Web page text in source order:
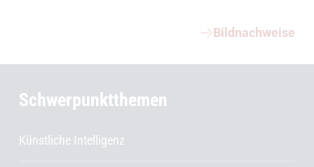
Bildnachweise
Schwerpunktthemen
Künstliche Intelligenz